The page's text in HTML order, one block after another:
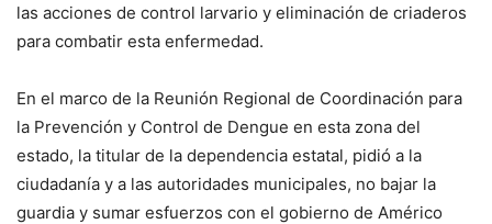
las acciones de control larvario y eliminación de criaderos
para combatir esta enfermedad.
En el marco de la Reunión Regional de Coordinación para
la Prevención y Control de Dengue en esta zona del
estado, la titular de la dependencia estatal, pidió a la
ciudadanía y a las autoridades municipales, no bajar la
guardia y sumar esfuerzos con el gobierno de Américo